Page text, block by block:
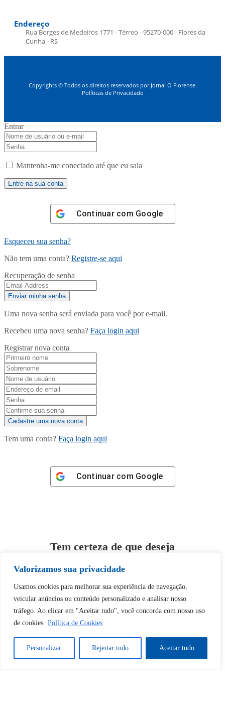
Valorizamos sua privacidade
Usamos cookies para melhorar sua experiência de navegação,
veicular anúncios ou conteúdo personalizado e analisar nosso
tráfego. Ao clicar em "Aceitar tudo", você concorda com nosso uso
de cookies. Política de Cookies
Personalizar Rejeitar tudo Aceitar tudo
Endereço
Rua Borges de Medeiros 1771 - Térreo - 95270-000 - Flores da
Cunha - RS
Copyrights © Todos os direitos reservados por Jornal O Florense.
Políticas de Privacidade
Entrar
Mantenha-me conectado até que eu saia
Continuar com Google
Esqueceu sua senha?
Não tem uma conta? Registre-se aqui
Recuperação de senha
Uma nova senha será enviada para você por e-mail.
Recebeu uma nova senha? Faça login aqui
Registrar nova conta
Tem uma conta? Faça login aqui
Continuar com Google
Tem certeza de que deseja
Desbloquear esquerda : 0